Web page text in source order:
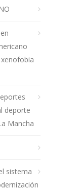
deporte
Mancha
sistema